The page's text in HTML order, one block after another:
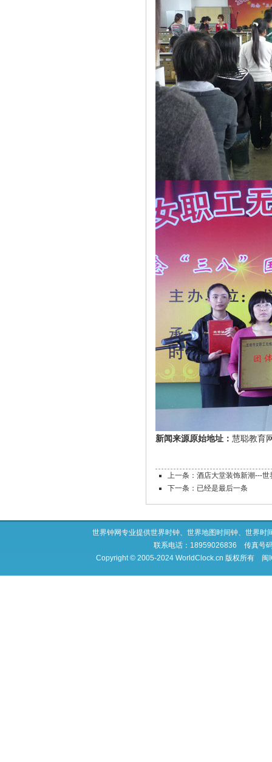
新闻来源原始地址： 慧聪教育
上一条：酒店大堂装饰新潮---
下一条：已经是最后一条
世界钟网专业提供世界时钟、世界地图时间钟、世界
联系电话：18959026836 传真号
Copyright © 2005-2024 WorldClock.cn 版权所有 闽